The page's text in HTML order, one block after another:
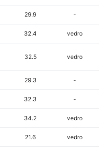
29.9 -
32.4 vedro
32.5 vedro
29.3 -
32.3 -
34.2 vedro
21.6 vedro